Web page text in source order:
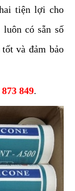
tiện lợi cho
có sẵn số
và đảm bảo
849.